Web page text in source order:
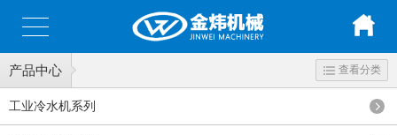
产品中心 查看分类
工业冷水机系列